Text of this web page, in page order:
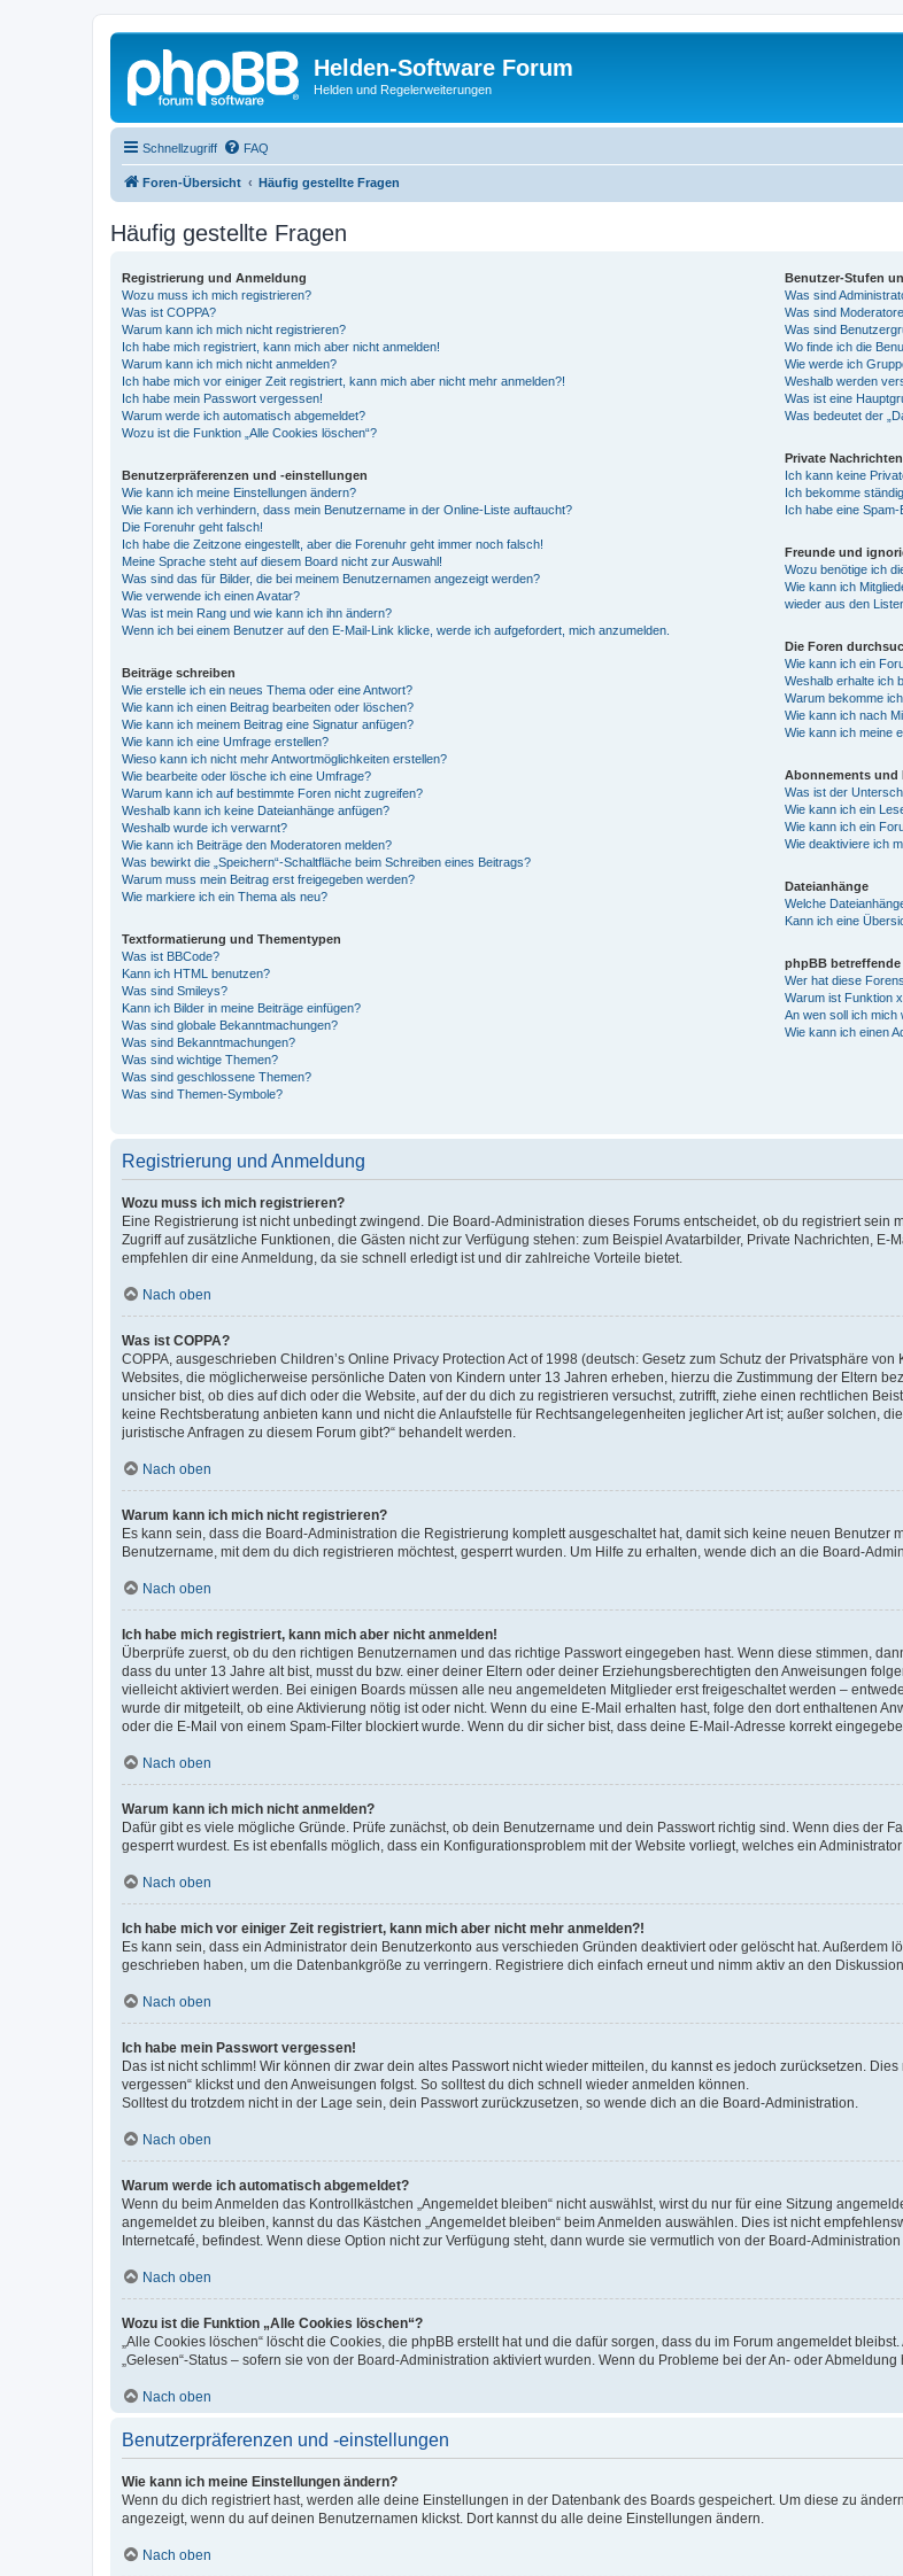
Helden-Software Forum
Helden und Regelerweiterungen
Schnellzugriff FAQ
Foren-Übersicht Häufig gestellte Fragen
Häufig gestellte Fragen
Registrierung und Anmeldung
Wozu muss ich mich registrieren?
Was ist COPPA?
Warum kann ich mich nicht registrieren?
Ich habe mich registriert, kann mich aber nicht anmelden!
Warum kann ich mich nicht anmelden?
Ich habe mich vor einiger Zeit registriert, kann mich aber nicht mehr anmelden?!
Ich habe mein Passwort vergessen!
Warum werde ich automatisch abgemeldet?
Wozu ist die Funktion „Alle Cookies löschen“?
Benutzerpräferenzen und -einstellungen
Wie kann ich meine Einstellungen ändern?
Wie kann ich verhindern, dass mein Benutzername in der Online-Liste auftaucht?
Die Forenuhr geht falsch!
Ich habe die Zeitzone eingestellt, aber die Forenuhr geht immer noch falsch!
Meine Sprache steht auf diesem Board nicht zur Auswahl!
Was sind das für Bilder, die bei meinem Benutzernamen angezeigt werden?
Wie verwende ich einen Avatar?
Was ist mein Rang und wie kann ich ihn ändern?
Wenn ich bei einem Benutzer auf den E-Mail-Link klicke, werde ich aufgefordert, mich anzumelden.
Beiträge schreiben
Wie erstelle ich ein neues Thema oder eine Antwort?
Wie kann ich einen Beitrag bearbeiten oder löschen?
Wie kann ich meinem Beitrag eine Signatur anfügen?
Wie kann ich eine Umfrage erstellen?
Wieso kann ich nicht mehr Antwortmöglichkeiten erstellen?
Wie bearbeite oder lösche ich eine Umfrage?
Warum kann ich auf bestimmte Foren nicht zugreifen?
Weshalb kann ich keine Dateianhänge anfügen?
Weshalb wurde ich verwarnt?
Wie kann ich Beiträge den Moderatoren melden?
Was bewirkt die „Speichern“-Schaltfläche beim Schreiben eines Beitrags?
Warum muss mein Beitrag erst freigegeben werden?
Wie markiere ich ein Thema als neu?
Textformatierung und Thementypen
Was ist BBCode?
Kann ich HTML benutzen?
Was sind Smileys?
Kann ich Bilder in meine Beiträge einfügen?
Was sind globale Bekanntmachungen?
Was sind Bekanntmachungen?
Was sind wichtige Themen?
Was sind geschlossene Themen?
Was sind Themen-Symbole?
Benutzer-Stufen
Was sind
Was sind
Was sind
Wo finde ich die
Wie werde ich
Weshalb werden
Was ist eine
Was bedeutet der
Private Nachrichten
Ich kann keine
Ich bekomme
Ich habe eine
Freunde und
Wozu benötige ich
Wie kann ich
wieder aus den
Die Foren
Wie kann ich ein
Weshalb erhalte ich
Warum bekomme
Wie kann ich nach
Wie kann ich meine
Abonnements und
Was ist der
Wie kann ich ein
Wie kann ich ein
Wie deaktiviere ich
Dateianhänge
Welche
Kann ich eine
phpBB betreffende
Wer hat diese
Warum ist Funktion
An wen soll ich mich
Wie kann ich einen
Registrierung und Anmeldung
Wozu muss ich mich registrieren?
Eine Registrierung ist nicht unbedingt zwingend. Die Board-Administration dieses Forums entscheidet, ob du registriert sein
Zugriff auf zusätzliche Funktionen, die Gästen nicht zur Verfügung stehen: zum Beispiel Avatarbilder, Private Nachrichten,
empfehlen dir eine Anmeldung, da sie schnell erledigt ist und dir zahlreiche Vorteile bietet.
Nach oben
Was ist COPPA?
COPPA, ausgeschrieben Children’s Online Privacy Protection Act of 1998 (deutsch: Gesetz zum Schutz der Privatsphäre
Websites, die möglicherweise persönliche Daten von Kindern unter 13 Jahren erheben, hierzu die Zustimmung der Eltern
unsicher bist, ob dies auf dich oder die Website, auf der du dich zu registrieren versuchst, zutrifft, ziehe einen rechtlichen
keine Rechtsberatung anbieten kann und nicht die Anlaufstelle für Rechtsangelegenheiten jeglicher Art ist; außer solchen,
juristische Anfragen zu diesem Forum gibt?“ behandelt werden.
Nach oben
Warum kann ich mich nicht registrieren?
Es kann sein, dass die Board-Administration die Registrierung komplett ausgeschaltet hat, damit sich keine neuen
Benutzername, mit dem du dich registrieren möchtest, gesperrt wurden. Um Hilfe zu erhalten, wende dich an die Board-
Nach oben
Ich habe mich registriert, kann mich aber nicht anmelden!
Überprüfe zuerst, ob du den richtigen Benutzernamen und das richtige Passwort eingegeben hast. Wenn diese stimmen,
dass du unter 13 Jahre alt bist, musst du bzw. einer deiner Eltern oder deiner Erziehungsberechtigten den Anweisungen
vielleicht aktiviert werden. Bei einigen Boards müssen alle neu angemeldeten Mitglieder erst freigeschaltet werden –
wurde dir mitgeteilt, ob eine Aktivierung nötig ist oder nicht. Wenn du eine E-Mail erhalten hast, folge den dort enthaltenen
oder die E-Mail von einem Spam-Filter blockiert wurde. Wenn du dir sicher bist, dass deine E-Mail-Adresse korrekt
Nach oben
Warum kann ich mich nicht anmelden?
Dafür gibt es viele mögliche Gründe. Prüfe zunächst, ob dein Benutzername und dein Passwort richtig sind. Wenn dies der
gesperrt wurdest. Es ist ebenfalls möglich, dass ein Konfigurationsproblem mit der Website vorliegt, welches ein Administrator
Nach oben
Ich habe mich vor einiger Zeit registriert, kann mich aber nicht mehr anmelden?!
Es kann sein, dass ein Administrator dein Benutzerkonto aus verschieden Gründen deaktiviert oder gelöscht hat.
geschrieben haben, um die Datenbankgröße zu verringern. Registriere dich einfach erneut und nimm aktiv an den
Nach oben
Ich habe mein Passwort vergessen!
Das ist nicht schlimm! Wir können dir zwar dein altes Passwort nicht wieder mitteilen, du kannst es jedoch zurücksetzen.
vergessen“ klickst und den Anweisungen folgst. So solltest du dich schnell wieder anmelden können.
Solltest du trotzdem nicht in der Lage sein, dein Passwort zurückzusetzen, so wende dich an die Board-Administration.
Nach oben
Warum werde ich automatisch abgemeldet?
Wenn du beim Anmelden das Kontrollkästchen „Angemeldet bleiben“ nicht auswählst, wirst du nur für eine Sitzung
angemeldet zu bleiben, kannst du das Kästchen „Angemeldet bleiben“ beim Anmelden auswählen. Dies ist nicht
Internetcafé, befindest. Wenn diese Option nicht zur Verfügung steht, dann wurde sie vermutlich von der Board-Administration
Nach oben
Wozu ist die Funktion „Alle Cookies löschen“?
„Alle Cookies löschen“ löscht die Cookies, die phpBB erstellt hat und die dafür sorgen, dass du im Forum angemeldet
„Gelesen“-Status – sofern sie von der Board-Administration aktiviert wurden. Wenn du Probleme bei der An- oder
Nach oben
Benutzerpräferenzen und -einstellungen
Wie kann ich meine Einstellungen ändern?
Wenn du dich registriert hast, werden alle deine Einstellungen in der Datenbank des Boards gespeichert. Um diese zu
angezeigt, wenn du auf deinen Benutzernamen klickst. Dort kannst du alle deine Einstellungen ändern.
Nach oben